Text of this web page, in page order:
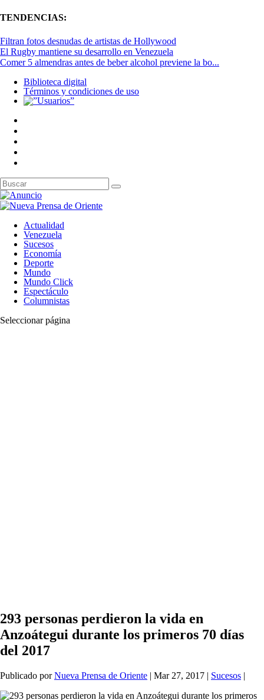
TENDENCIAS:
Filtran fotos desnudas de artistas de Hollywood
El Rugby mantiene su desarrollo en Venezuela
Comer 5 almendras antes de beber alcohol previene la bo...
Biblioteca digital
Términos y condiciones de uso
Actualidad
Venezuela
Sucesos
Economía
Deporte
Mundo
Mundo Click
Espectáculo
Columnistas
Seleccionar página
293 personas perdieron la vida en
Anzoátegui durante los primeros 70 días
del 2017
Publicado porNueva Prensa de Oriente | Mar 27, 2017 | Sucesos |